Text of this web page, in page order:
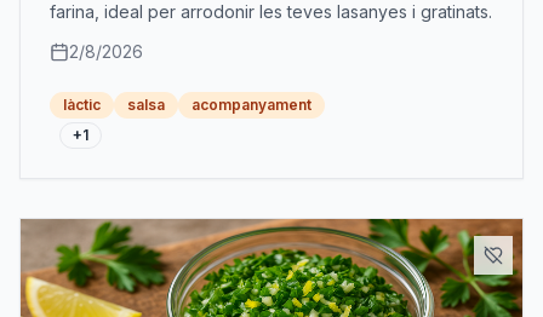
farina, ideal per arrodonir les teves lasanyes i gratinats.
2/8/2026
làctic salsa
acompanyament
+1